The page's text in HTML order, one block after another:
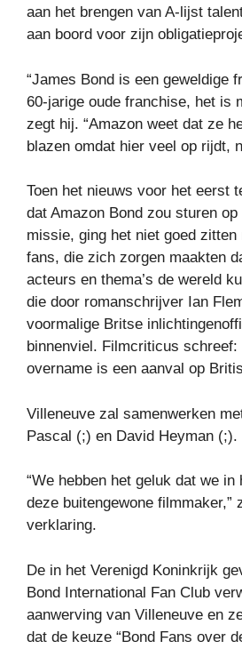
aan het brengen van A-lijst
aan boord voor zijn
“James Bond is een geweldige
60-jarige oude franchise, het is
zegt hij. “Amazon weet dat ze
blazen omdat hier veel op rijdt,
Toen het nieuws voor het eerst
dat Amazon Bond zou sturen
missie, ging het niet goed
fans, die zich zorgen maakten
acteurs en thema’s de wereld
die door romanschrijver Ian
voormalige Britse
binnenviel. Filmcriticus schreef:
overname is een aanval op
Villeneuve zal samenwerken
Pascal (;) en David Heyman (;).
“We hebben het geluk dat we in
deze buitengewone filmmaker,”
verklaring.
De in het Verenigd Koninkrijk
Bond International Fan Club
aanwerving van Villeneuve en
dat de keuze “Bond Fans over